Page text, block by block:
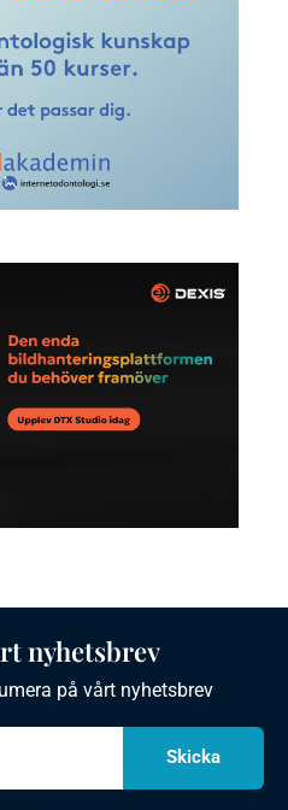
nyhetsbrev
på vårt nyhetsbrev